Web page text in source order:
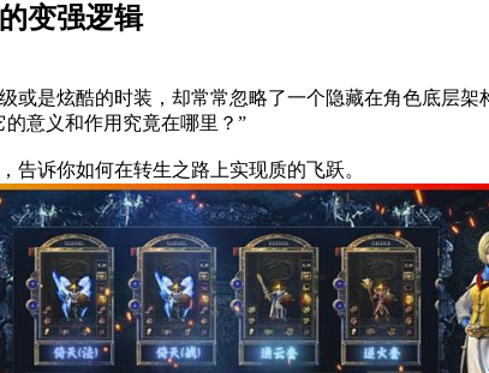
变强逻辑
或是炫酷的时装，却常常忽略了一个隐藏在角色底层
意义和作用究竟在哪里？”
告诉你如何在转生之路上实现质的飞跃。